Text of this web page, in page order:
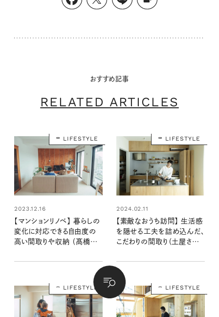
おすすめ記事
RELATED ARTICLES
LIFESTYLE
2023.12.16
【マンションリノベ】 暮らしの
変化に対応できる自由度の
高い間取りや収納 （髙橋さ
LIFESTYLE
2024.02.11
【素敵なおうち訪問】 生活感
を隠せる工夫を詰め込んだ、
こだわりの間取り（土屋さん
LIFESTYLE LIFESTYLE